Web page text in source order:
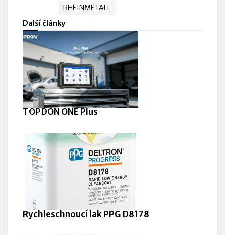
RHEINMETALL
Další články
TOPDON ONE Plus
Rychleschnoucí lak PPG D8178